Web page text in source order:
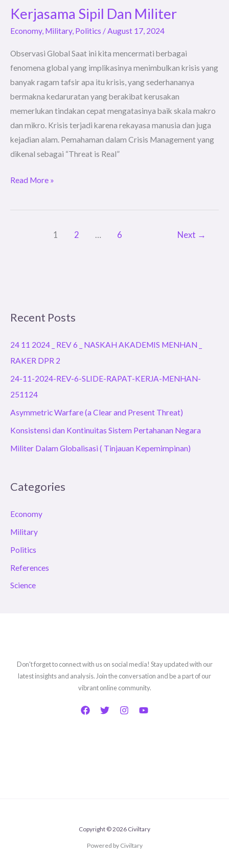
Kerjasama Sipil Dan Militer
Economy, Military, Politics /August 17, 2024
Observasi Global Saat ini kita mencermati berbagai
fenomena global yang implikasinya menimbulkan krisis yang
banyak ragam tafsir apa itu krisis, yang sederhananya
bermakna kedaruratan yang berakibat kerusakan
memerlukan tindakan cepat mengatasinya baik skala makro
dan mikro. Krisis terjadi karena rekayasa manusia dan juga
kejadian alam. Pemahaman dalam Crisis Management yang
dikenal sebagai “Threat is Real”
Kerjasama
Militer
Read More »
1 2 … 6 Next →
Recent Posts
24 11 2024 _ REV 6 _ NASKAH AKADEMIS MENHAN _
RAKER DPR 2
24-11-2024-REV-6-SLIDE-RAPAT-KERJA-MENHAN-
251124
Asymmetric Warfare (a Clear and Present Threat)
Konsistensi dan Kontinuitas Sistem Pertahanan Negara
Militer Dalam Globalisasi ( Tinjauan Kepemimpinan)
Categories
Economy
Military
Politics
References
Science
Don't forget to connect with us on social media! Stay updated with our
latest insights and analysis. Join the conversation and be a part of our
vibrant online community.
Copyright © 2026 Civiltary
Powered by Civiltary